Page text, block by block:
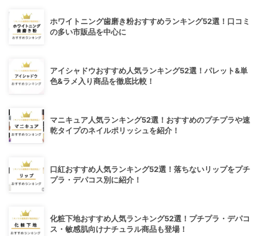
ホワイトニング歯磨き粉おすすめランキング52選！口コミ
の多い市販品を中心に
アイシャドウおすすめ人気ランキング52選！パレット&単
色&ラメ入り商品を徹底比較！
マニキュア人気ランキング52選！おすすめのプチプラや速
乾タイプのネイルポリッシュを紹介！
口紅おすすめ人気ランキング52選！落ちないリップをプチ
プラ・デパコス別に紹介！
化粧下地おすすめ人気ランキング52選！プチプラ・デパコ
ス・敏感肌向けナチュラル商品も登場！